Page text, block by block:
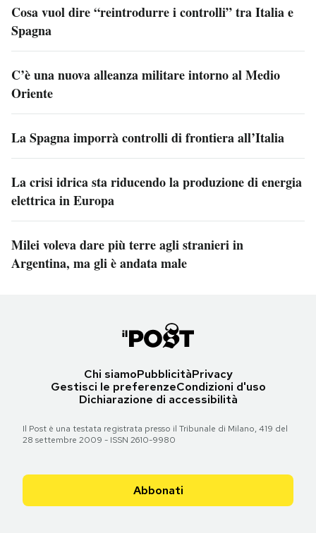
Cosa vuol dire “reintrodurre i controlli” tra Italia e
Spagna
C’è una nuova alleanza militare intorno al Medio
Oriente
La Spagna imporrà controlli di frontiera all’Italia
La crisi idrica sta riducendo la produzione di energia
elettrica in Europa
Milei voleva dare più terre agli stranieri in
Argentina, ma gli è andata male
Chi siamoPubblicitàPrivacy
Gestisci le preferenzeCondizioni d'uso
Dichiarazione di accessibilità
Il Post è una testata registrata presso il Tribunale di Milano, 419 del
28 settembre 2009 - ISSN 2610-9980
Abbonati